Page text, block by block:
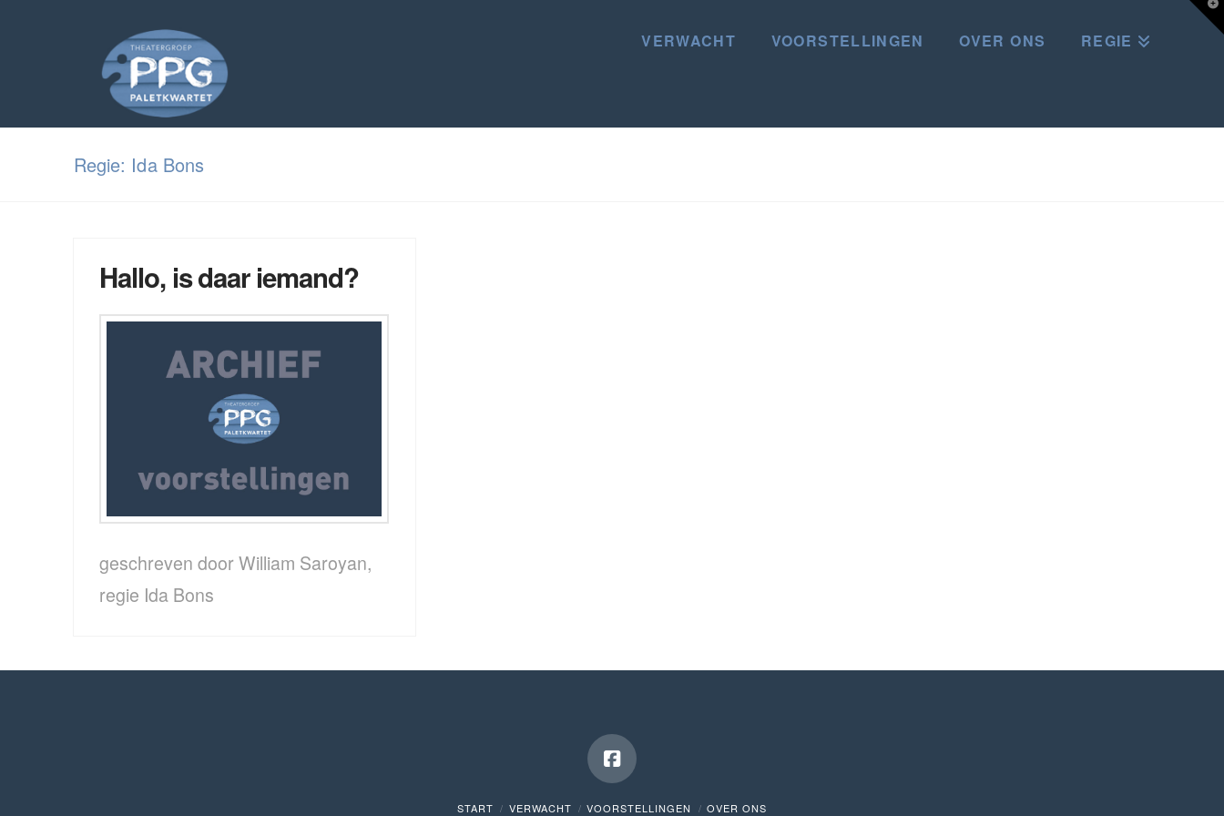
VERWACHT VOORSTELLINGEN OVER ONS REGIE
Regie: Ida Bons
Hallo, is daar iemand?
geschreven door William Saroyan,
regie Ida Bons
START VERWACHT VOORSTELLINGEN OVER ONS